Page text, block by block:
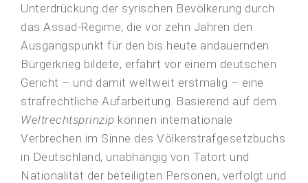
Unterdrückung der syrischen Bevölkerung durch
das Assad-Regime, die vor zehn Jahren den
Ausgangspunkt für den bis heute andauernden
Bürgerkrieg bildete, erfährt vor einem deutschen
Gericht – und damit weltweit erstmalig – eine
strafrechtliche Aufarbeitung. Basierend auf dem
Weltrechtsprinzip können internationale
Verbrechen im Sinne des Völkerstrafgesetzbuchs
in Deutschland, unabhängig von Tatort und
Nationalität der beteiligten Personen, verfolgt und